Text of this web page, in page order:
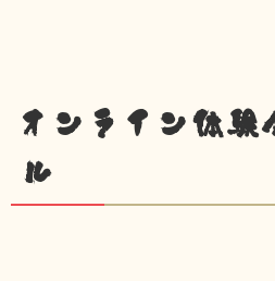
オンライン体験
ル